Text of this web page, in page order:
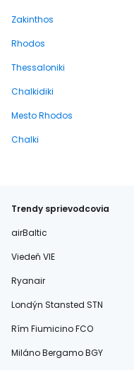
Zakinthos
Rhodos
Thessaloniki
Chalkidiki
Mesto Rhodos
Chalki
Trendy sprievodcovia
airBaltic
Viedeň VIE
Ryanair
Londýn Stansted STN
Rím Fiumicino FCO
Miláno Bergamo BGY